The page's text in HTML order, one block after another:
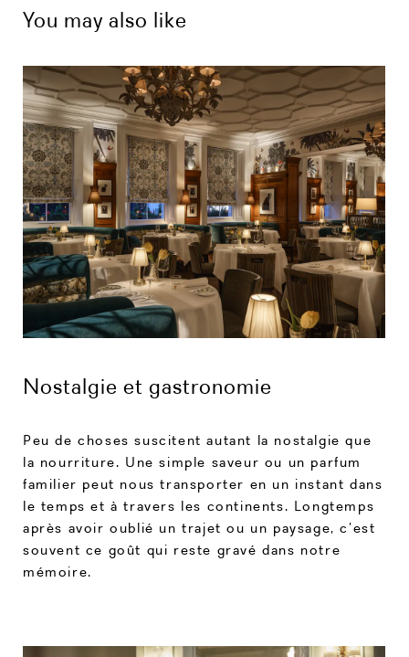
You may also like
Nostalgie et gastronomie
Peu de choses suscitent autant la nostalgie que
la nourriture. Une simple saveur ou un parfum
familier peut nous transporter en un instant dans
le temps et à travers les continents. Longtemps
après avoir oublié un trajet ou un paysage, c’est
souvent ce goût qui reste gravé dans notre
mémoire.